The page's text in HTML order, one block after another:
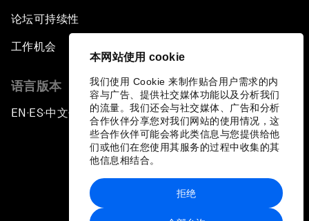
本网站使用 cookie
我们使用 Cookie 来制作贴合用户需求的内
容与广告、提供社交媒体功能以及分析我们
的流量。我们还会与社交媒体、广告和分析
合作伙伴分享您对我们网站的使用情况，这
些合作伙伴可能会将此类信息与您提供给他
们或他们在您使用其服务的过程中收集的其
他信息相结合。
拒绝
论坛可持续性
工作机会
语言版本
EN ▪ES▪中文▪ 日本語